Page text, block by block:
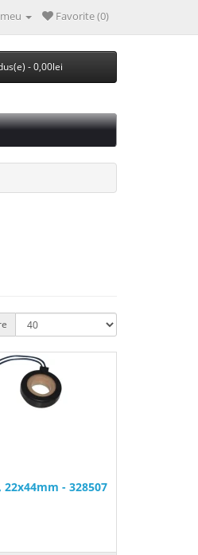
Favorite (0)
- 0,00lei
- 328507